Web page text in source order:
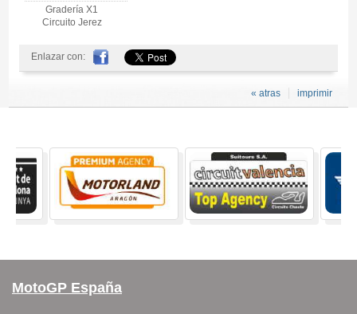
Gradería X1
Circuito Jerez
Enlazar con:
imprimir
« atras
MotoGP España